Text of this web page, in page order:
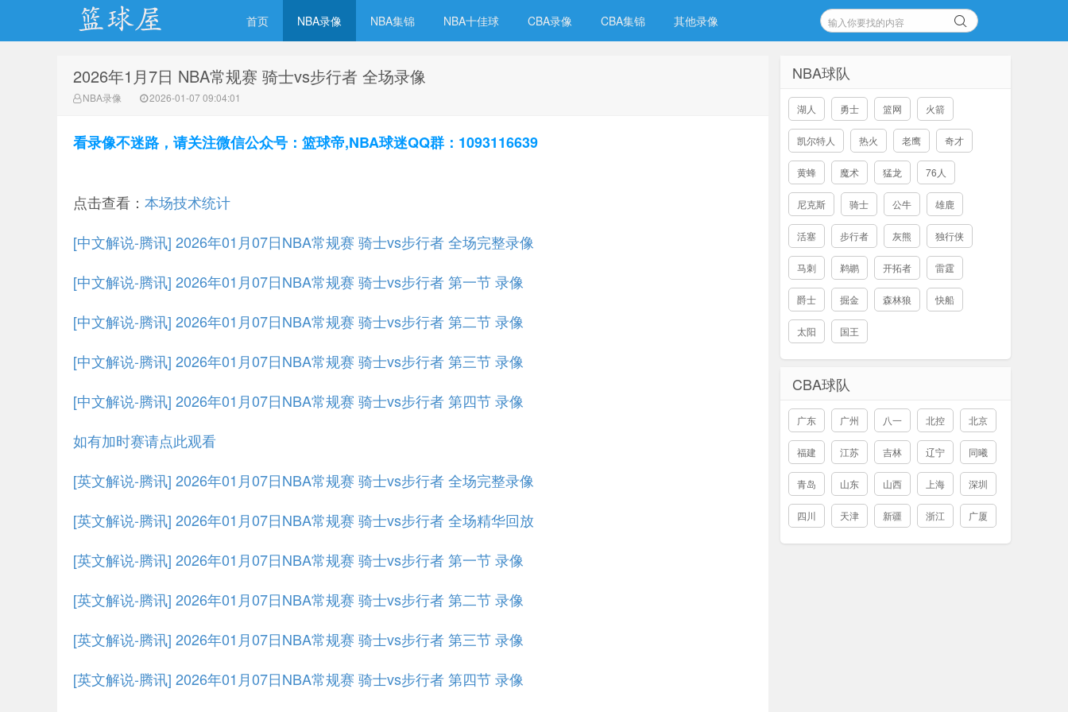
NBA录像网
首页 NBA录像 NBA集锦 NBA十佳球 CBA录像 CBA集锦 其他录像
2026年1月7日 NBA常规赛 骑士vs步行者 全场录像
NBA录像 2026-01-07 09:04:01
看录像不迷路，请关注微信公众号：篮球帝,NBA球迷QQ群：1093116639
点击查看： 本场技术统计
[中文解说-腾讯] 2026年01月07日NBA常规赛 骑士vs步行者 全场完整录像
[中文解说-腾讯] 2026年01月07日NBA常规赛 骑士vs步行者 第一节 录像
[中文解说-腾讯] 2026年01月07日NBA常规赛 骑士vs步行者 第二节 录像
[中文解说-腾讯] 2026年01月07日NBA常规赛 骑士vs步行者 第三节 录像
[中文解说-腾讯] 2026年01月07日NBA常规赛 骑士vs步行者 第四节 录像
如有加时赛请点此观看
[英文解说-腾讯] 2026年01月07日NBA常规赛 骑士vs步行者 全场完整录像
[英文解说-腾讯] 2026年01月07日NBA常规赛 骑士vs步行者 全场精华回放
[英文解说-腾讯] 2026年01月07日NBA常规赛 骑士vs步行者 第一节 录像
[英文解说-腾讯] 2026年01月07日NBA常规赛 骑士vs步行者 第二节 录像
[英文解说-腾讯] 2026年01月07日NBA常规赛 骑士vs步行者 第三节 录像
[英文解说-腾讯] 2026年01月07日NBA常规赛 骑士vs步行者 第四节 录像
NBA球队
湖人 勇士 篮网 火箭
凯尔特人 热火 老鹰 奇才
黄蜂 魔术 猛龙 76人
尼克斯 骑士 公牛 雄鹿
活塞 步行者 灰熊 独行侠
马刺 鹈鹕 开拓者 雷霆
爵士 掘金 森林狼 快船
太阳 国王
CBA球队
广东 广州 八一 北控 北京
福建 江苏 吉林 辽宁 同曦
青岛 山东 山西 上海 深圳
四川 天津 新疆 浙江 广厦